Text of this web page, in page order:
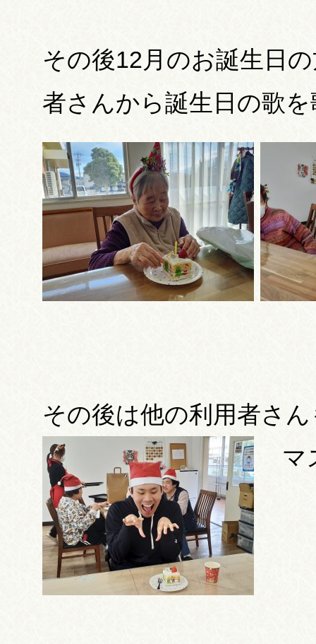
その後12月のお誕生日
者さんから誕生日の歌
その後は他の利用者さ
マ